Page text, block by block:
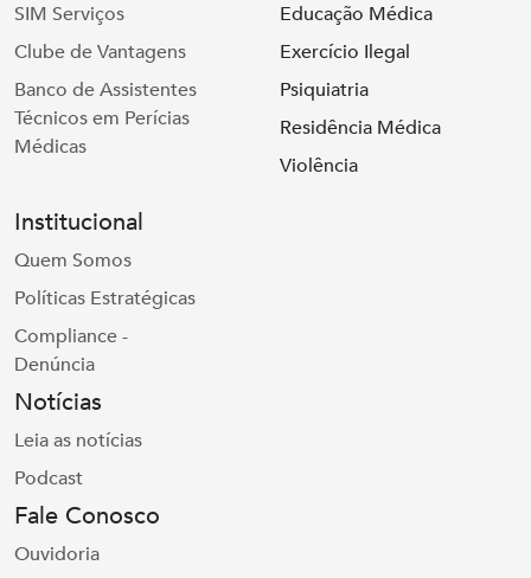
SIM Serviços
Clube de Vantagens
Banco de Assistentes
Técnicos em Perícias
Médicas
Educação Médica
Exercício Ilegal
Psiquiatria
Residência Médica
Violência
Institucional
Quem Somos
Políticas Estratégicas
Compliance -
Denúncia
Notícias
Leia as notícias
Podcast
Fale Conosco
Ouvidoria